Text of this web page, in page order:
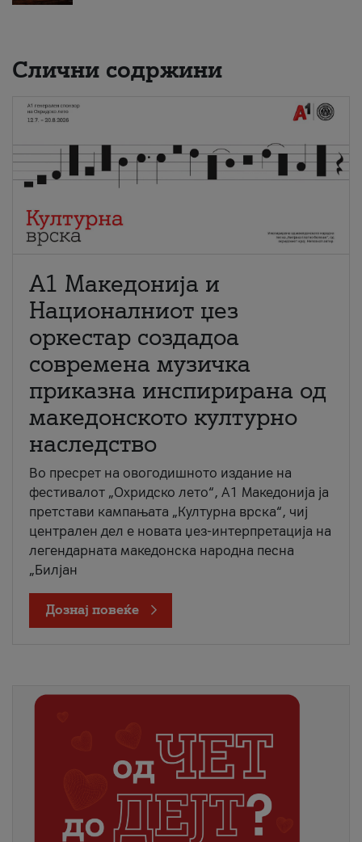
Слични содржини
А1 Македонија и
Националниот џез
оркестар создадоа
современа музичка
приказна инспирирана од
македонското културно
наследство
Во пресрет на овогодишното издание на
фестивалот „Охридско лето“, А1 Македонија ја
претстави кампањата „Културна врска“, чиј
централен дел е новата џез-интерпретација на
легендарната македонска народна песна
„Билјан
Дознај повеќе